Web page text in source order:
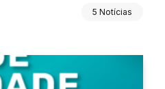
5 Notícias